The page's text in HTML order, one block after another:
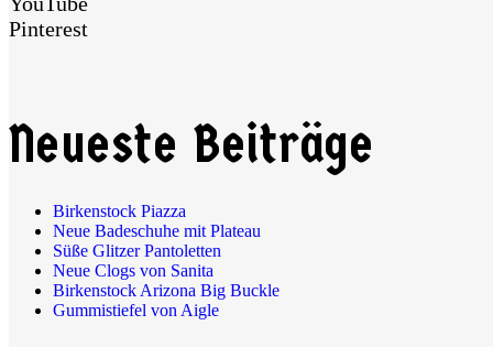
Pinterest
Neueste Beiträge
Birkenstock Piazza
Neue Badeschuhe mit Plateau
Süße Glitzer Pantoletten
Neue Clogs von Sanita
Birkenstock Arizona Big Buckle
Gummistiefel von Aigle